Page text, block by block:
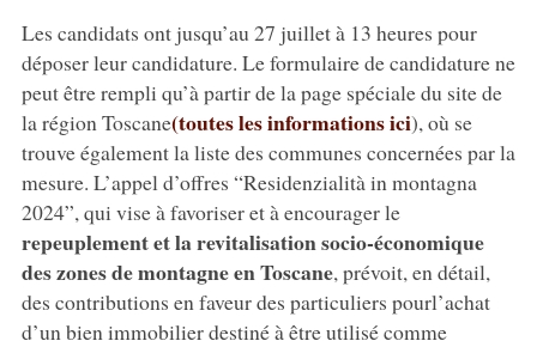
Les candidats ont jusqu’au 27 juillet à 13 heures pour
déposer leur candidature. Le formulaire de candidature ne
peut être rempli qu’à partir de la page spéciale du site de
la région Toscane(toutes les informations ici), où se
trouve également la liste des communes concernées par la
mesure. L’appel d’offres “Residenzialità in montagna
2024”, qui vise à favoriser et à encourager le
repeuplement et la revitalisation socio-économique
des zones de montagne en Toscane, prévoit, en détail,
des contributions en faveur des particuliers pourl’achat
d’un bien immobilier destiné à être utilisé comme